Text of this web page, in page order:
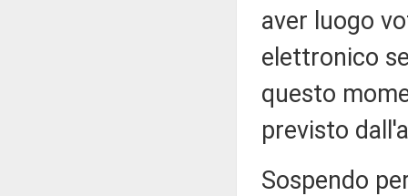
aver luogo
elettronico
questo
previsto
Sospendo